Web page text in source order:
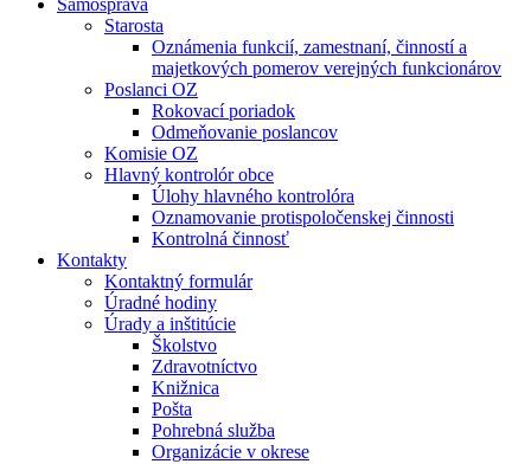
Samospráva
Starosta
Oznámenia funkcií, zamestnaní, činností a
majetkových pomerov verejných funkcionárov
Poslanci OZ
Rokovací poriadok
Odmeňovanie poslancov
Komisie OZ
Hlavný kontrolór obce
Úlohy hlavného kontrolóra
Oznamovanie protispoločenskej činnosti
Kontrolná činnosť
Kontakty
Kontaktný formulár
Úradné hodiny
Úrady a inštitúcie
Školstvo
Zdravotníctvo
Knižnica
Pošta
Pohrebná služba
Organizácie v okrese